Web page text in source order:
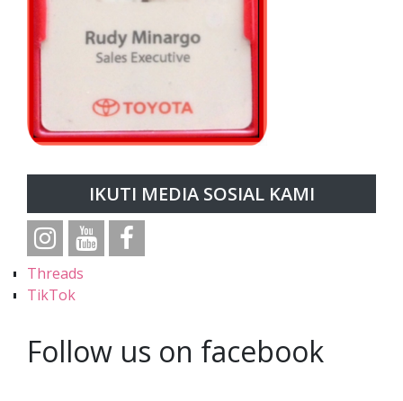
IKUTI MEDIA SOSIAL KAMI
Threads
TikTok
Follow us on facebook